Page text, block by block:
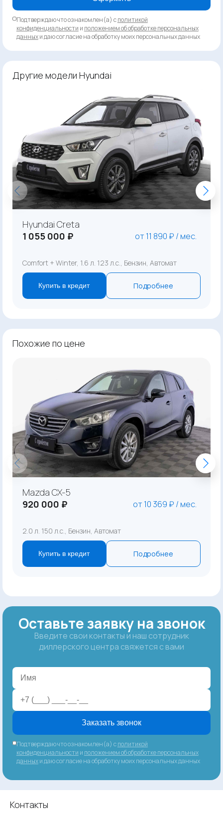
Подтверждаю что ознакомлен(а) сполитикой
конфиденциальности и положением об обработке персональных
данныхи даю согласие на обработку моих персональных данных
Другие модели Hyundai
Hyundai Creta
1 055 000 ₽
от 11 890 ₽ / мес.
Comfort + Winter, 1.6 л. 123 л.с., Бензин, Автомат
Купить в кредит Подробнее
Похожие по цене
Mazda CX-5
920 000 ₽
от 10 369 ₽ / мес.
2.0 л. 150 л.с., Бензин, Автомат
Купить в кредит Подробнее
Оставьте заявку на звонок
Введите свои контакты и наш сотрудник
диллерского центра свяжется с вами
Заказать звонок
Подтверждаю что ознакомлен(а) сполитикой
конфиденциальности и положением об обработке персональных
данныхи даю согласие на обработку моих персональных данных
Контакты